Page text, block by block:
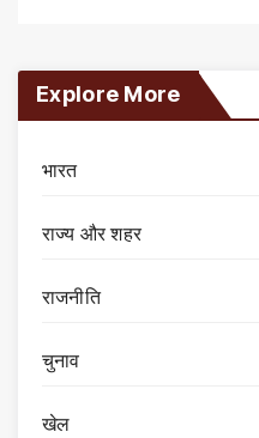
Explore More
भारत
राज्य और शहर
राजनीति
चुनाव
खेल